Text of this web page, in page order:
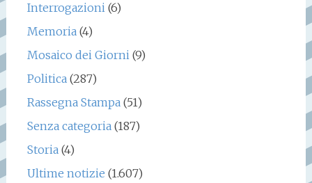
Interrogazioni(6)
Memoria(4)
Mosaico dei Giorni(9)
Politica(287)
Rassegna Stampa(51)
Senza categoria(187)
Storia(4)
Ultime notizie (1.607)